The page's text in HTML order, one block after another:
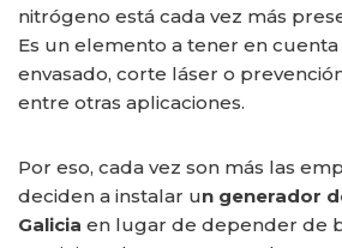
nitrógeno está cada vez más
Es un elemento a tener en
envasado, corte láser o
entre otras aplicaciones.
Por eso, cada vez son más las
deciden a instalar un generador
Galicia en lugar de depender de